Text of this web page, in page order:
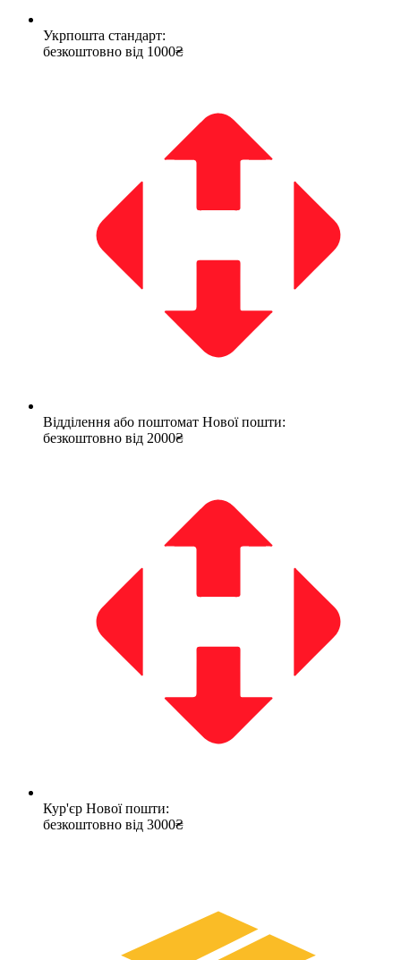
Укрпошта стандарт:
безкоштовно від 1000₴
Відділення або поштомат Нової пошти:
безкоштовно від 2000₴
Кур'єр Нової пошти:
безкоштовно від 3000₴